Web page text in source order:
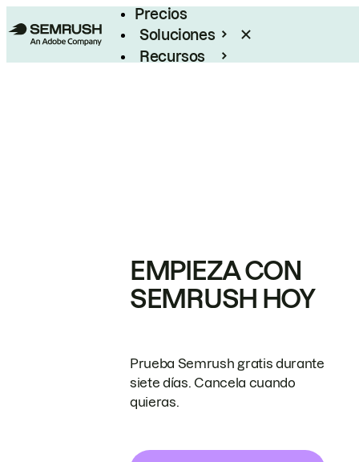
Precios
Soluciones
Recursos
EMPIEZA CON
SEMRUSH HOY
Prueba Semrush gratis durante
siete días. Cancela cuando
quieras.